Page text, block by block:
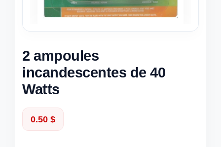
2 ampoules
incandescentes de 40
Watts
0.50 $